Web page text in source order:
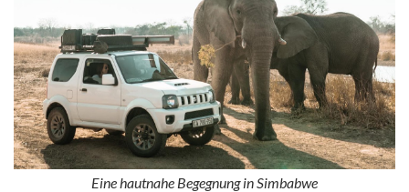
Eine hautnahe Begegnung in Simbabwe